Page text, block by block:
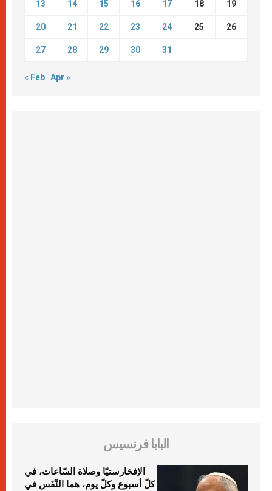
13 14 15 16 17 18 19
20 21 22 23 24 25 26
27 28 29 30 31
« Feb Apr »
البابا فرنسيس
الإفخارستيّا وصلاة السّاعات، في
كلّ أسبوع وكلّ يوم، هما النَّفَس في